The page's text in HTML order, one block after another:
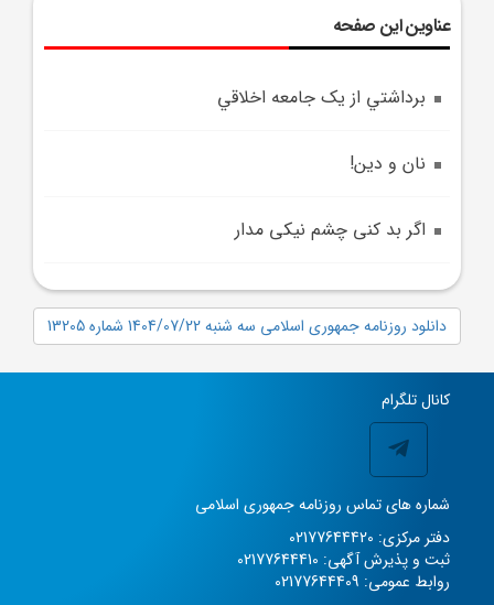
عناوین این صفحه
برداشتي از يک جامعه اخلاقي
نان و دين!
اگر بد کنی چشم نیکی مدار
دانلود روزنامه جمهوری اسلامی سه شنبه 1404/07/22 شماره 13205
کانال تلگرام
شماره های تماس روزنامه جمهوری اسلامی
دفتر مرکزی: 02177644420
ثبت و پذیرش آگهی: 02177644410
روابط عمومی: 02177644409